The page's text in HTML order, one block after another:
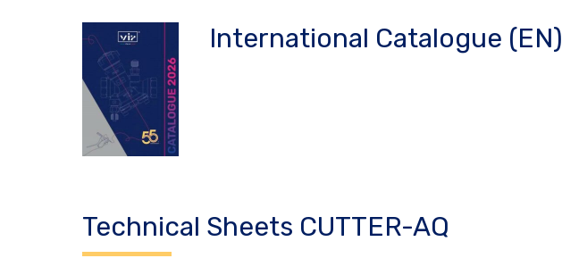
International Catalogue (EN)
Technical Sheets CUTTER-AQ